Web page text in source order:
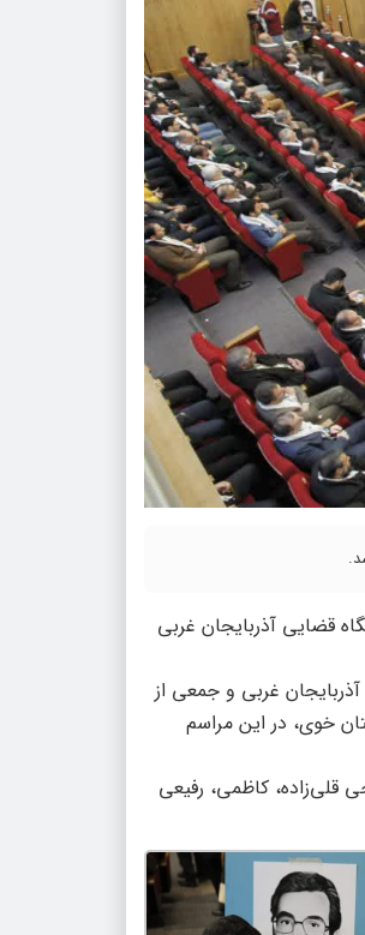
شهدای دستگاه قضایی آذربایجان غربی
غربی و جمعی از
خوی، در این مراسم
قلی‌زاده، کاظمی، رفیعی